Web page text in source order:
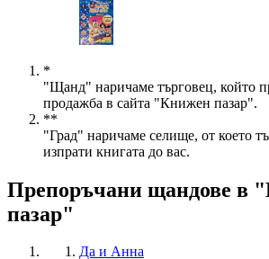
*
"Щанд" наричаме търговец, който
продажба в сайта "Книжен пазар".
**
"Град" наричаме селище, от което
изпрати книгата до вас.
Препоръчани щандове в
пазар"
Да и Анна